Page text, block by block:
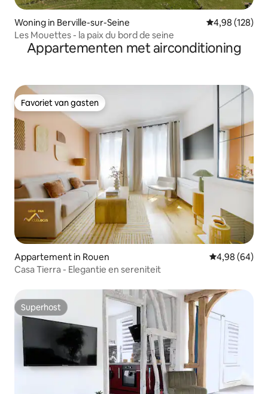
Woning in Berville-sur-Seine Gemiddelde
4,98 (128)
Les Mouettes - la paix du bord de seine
Appartementen met airconditioning
Favoriet van gasten
Favoriet van gasten
Appartement in Rouen Gemiddelde
4,98 (64)
Casa Tierra - Elegantie en sereniteit
Superhost
Superhost